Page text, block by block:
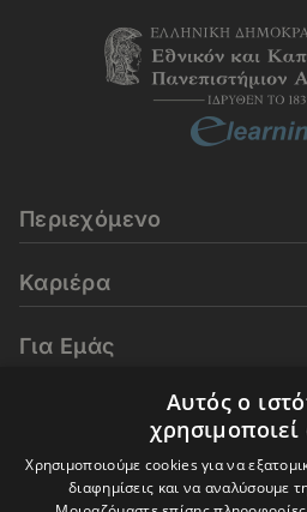
Περιεχόμενο
Καριέρα
Για Εμάς
E-Learning
Αυτός ο
Χρησιμοποιούμε cookies για να
διαφημίσεις και να αναλύσουμε